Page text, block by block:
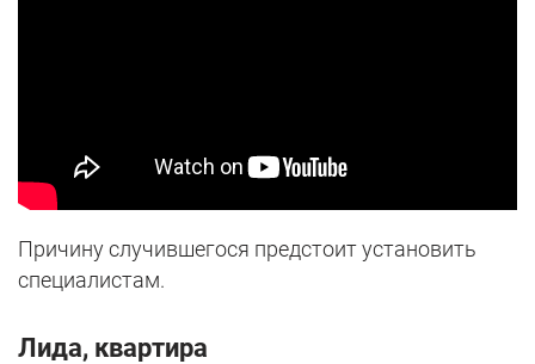
Причину случившегося предстоит установить
специалистам.
Лида, квартира